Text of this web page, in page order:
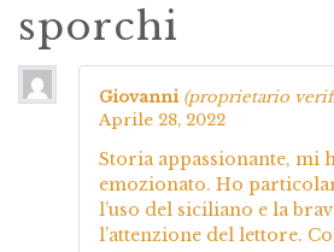
sporchi
Giovanni (proprietario
Aprile 28, 2022
Storia appassionante, mi
emozionato. Ho
l’uso del siciliano e la
l’attenzione del lettore.